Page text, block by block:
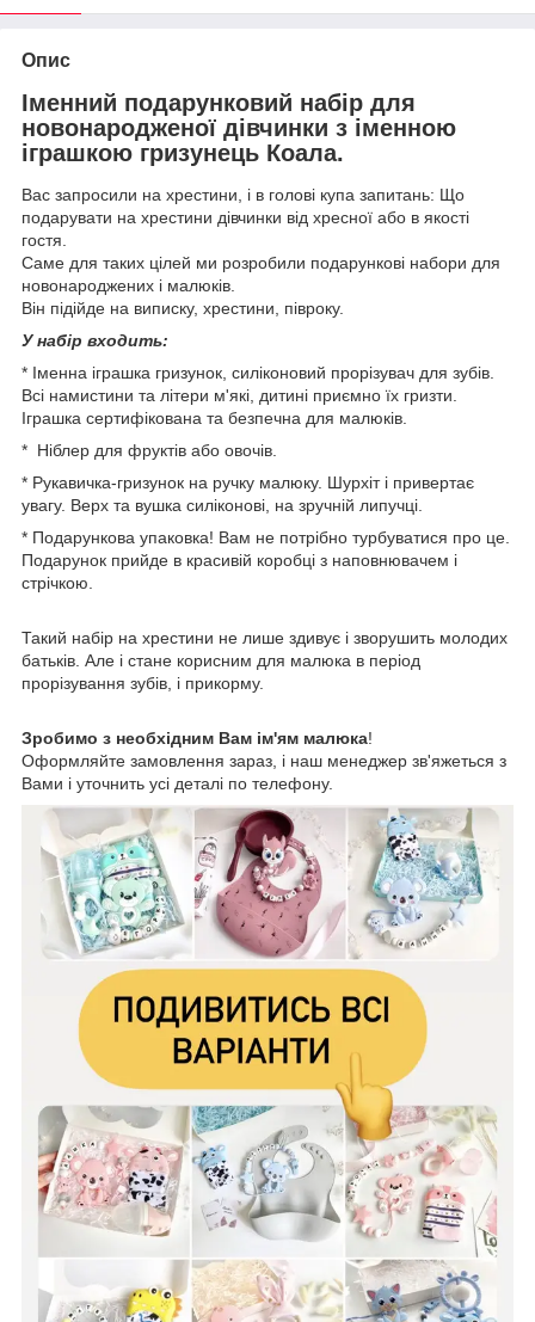
Опис
Іменний подарунковий набір для
новонародженої дівчинки з іменною
іграшкою гризунець Коала.
Вас запросили на хрестини, і в голові купа запитань: Що
подарувати на хрестини дівчинки від хресної або в якості
гостя.
Саме для таких цілей ми розробили подарункові набори для
новонароджених і малюків.
Він підійде на виписку, хрестини, півроку.
У набір входить:
* Іменна іграшка гризунок, силіконовий прорізувач для зубів.
Всі намистини та літери м'які, дитині приємно їх гризти.
Іграшка сертифікована та безпечна для малюків.
* Ніблер для фруктів або овочів.
* Рукавичка-гризунок на ручку малюку. Шурхіт і привертає
увагу. Верх та вушка силіконові, на зручній липучці.
* Подарункова упаковка! Вам не потрібно турбуватися про це.
Подарунок прийде в красивій коробці з наповнювачем і
стрічкою.
Такий набір на хрестини не лише здивує і зворушить молодих
батьків. Але і стане корисним для малюка в період
прорізування зубів, і прикорму.
Зробимо з необхідним Вам ім'ям малюка!
Оформляйте замовлення зараз, і наш менеджер зв'яжеться з
Вами і уточнить усі деталі по телефону.